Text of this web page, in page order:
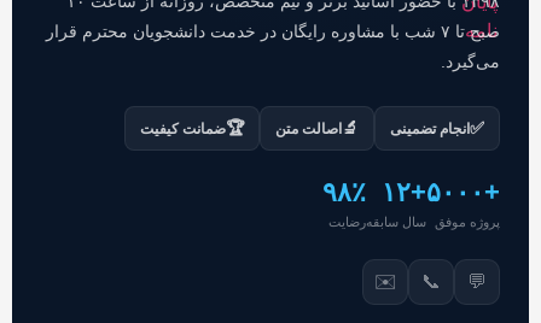
صبح تا ۷ شب با مشاوره رایگان در خدمت دانشجویان محترم قرار
می‌گیرد.
✅انجام تضمینی 🔬اصالت متن 🏆ضمانت کیفیت
+۵۰۰۰
پروژه موفق
+۱۲
سال سابقه
۹۸٪
رضایت
💬
📞
✉️